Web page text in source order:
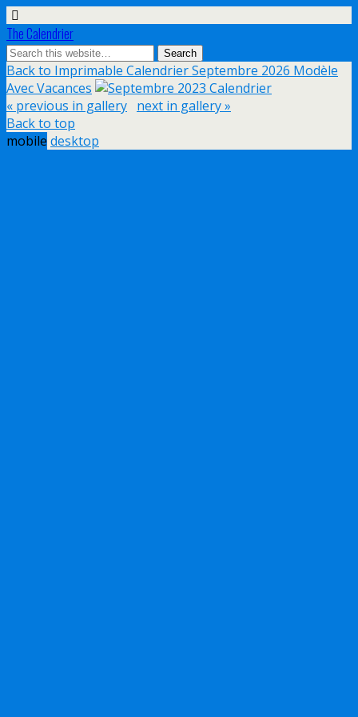
The Calendrier
Back to Imprimable Calendrier Septembre 2026 Modèle
Avec Vacances
« previous in gallery next in gallery »
Back to top
mobile desktop